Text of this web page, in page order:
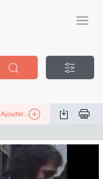
Ajouter...